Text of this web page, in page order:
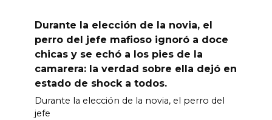
Durante la elección de la novia, el
perro del jefe mafioso ignoró a doce
chicas y se echó a los pies de la
camarera: la verdad sobre ella dejó en
estado de shock a todos.
Durante la elección de la novia, el perro del
jefe